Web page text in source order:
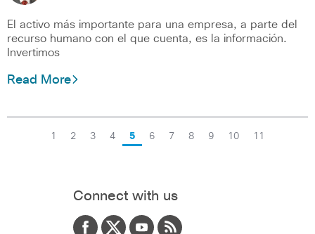
El activo más importante para una empresa, a parte del
recurso humano con el que cuenta, es la información.
Invertimos
Read More
1 2 3 4 5 6 7 8 9 10 11
Connect with us